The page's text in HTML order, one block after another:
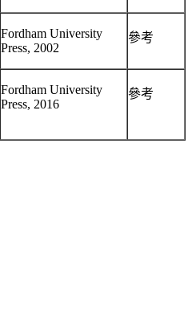
Fordham University
Press, 2002
參考
Fordham University
Press, 2016
參考